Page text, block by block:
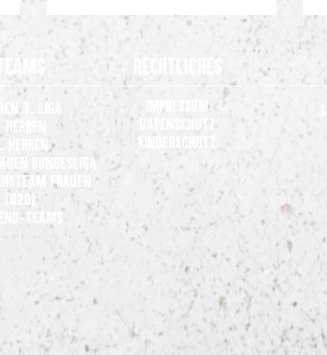
Gelungene Generalprobe: SV
Meppen gewinnt 3:0 beim VfL
Osnabrück
Teams
3. Liga
Herren
3. Herren
Bundesliga
Frauen
Teams
Rechtliches
Impressum
Datenschutz
Kinderschutz